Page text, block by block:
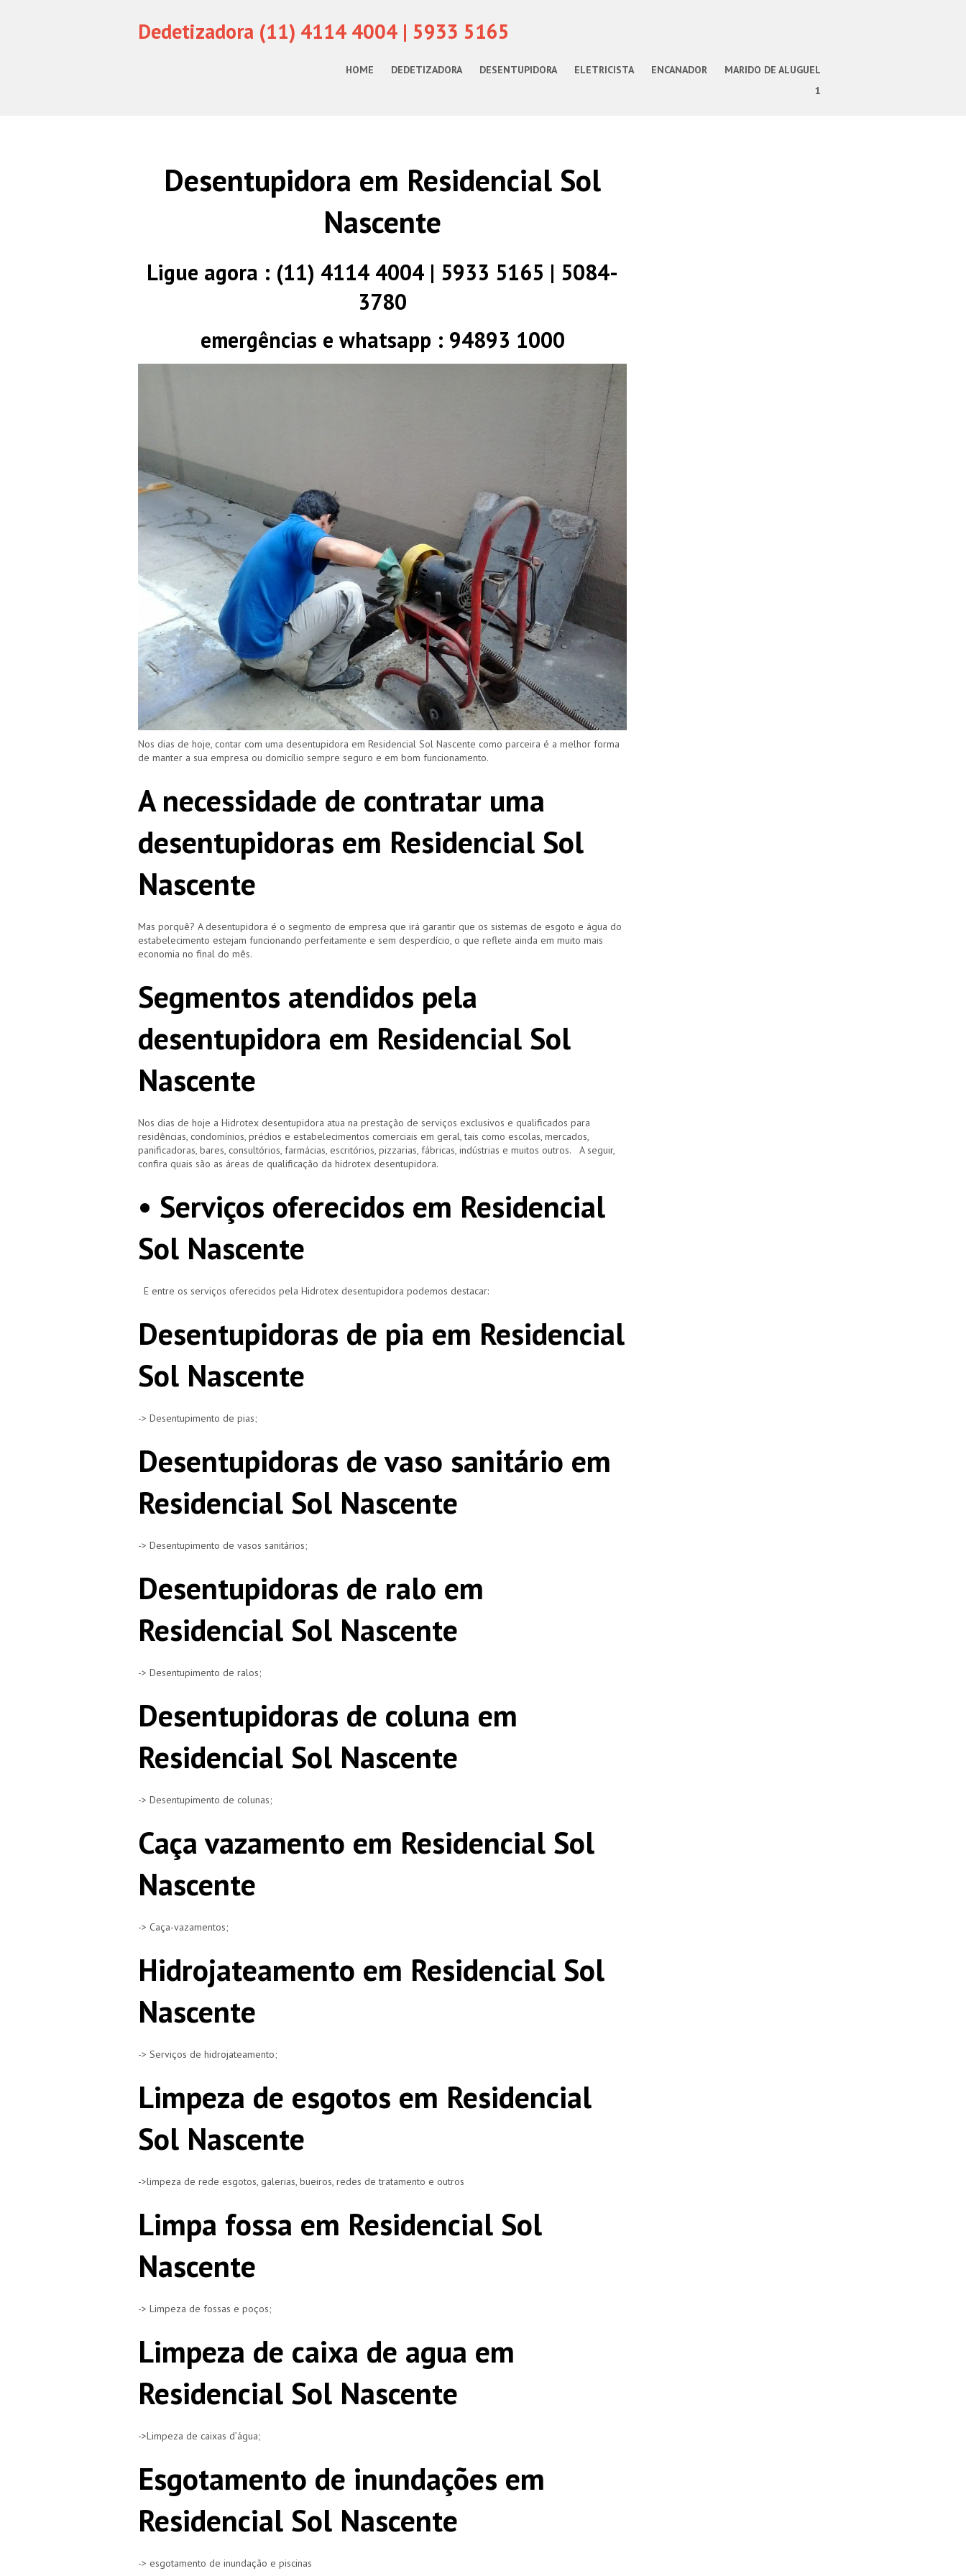
Dedetizadora (11) 4114 4004 | 5933 5165
HOME DEDETIZADORA DESENTUPIDORA ELETRICISTA ENCANADOR
MARIDO DE ALUGUEL
1
Desentupidora em Residencial Sol
Nascente
Ligue agora : (11) 4114 4004 | 5933 5165 | 5084-
3780
emergências e whatsapp : 94893 1000
Nos dias de hoje, contar com uma desentupidora em Residencial Sol Nascente como parceira é a melhor forma
de manter a sua empresa ou domicílio sempre seguro e em bom funcionamento.
A necessidade de contratar uma
desentupidoras em Residencial Sol
Nascente
Mas porquê? A desentupidora é o segmento de empresa que irá garantir que os sistemas de esgoto e água do
estabelecimento estejam funcionando perfeitamente e sem desperdício, o que reflete ainda em muito mais
economia no final do mês.
Segmentos atendidos pela
desentupidora em Residencial Sol
Nascente
Nos dias de hoje a Hidrotex desentupidora atua na prestação de serviços exclusivos e qualificados para
residências, condomínios, prédios e estabelecimentos comerciais em geral, tais como escolas, mercados,
panificadoras, bares, consultórios, farmácias, escritórios, pizzarias, fábricas, indústrias e muitos outros. A seguir,
confira quais são as áreas de qualificação da hidrotex desentupidora.
• Serviços oferecidos em Residencial
Sol Nascente
E entre os serviços oferecidos pela Hidrotex desentupidora podemos destacar:
Desentupidoras de pia em Residencial
Sol Nascente
-> Desentupimento de pias;
Desentupidoras de vaso sanitário em
Residencial Sol Nascente
-> Desentupimento de vasos sanitários;
Desentupidoras de ralo em
Residencial Sol Nascente
-> Desentupimento de ralos;
Desentupidoras de coluna em
Residencial Sol Nascente
-> Desentupimento de colunas;
Caça vazamento em Residencial Sol
Nascente
-> Caça-vazamentos;
Hidrojateamento em Residencial Sol
Nascente
-> Serviços de hidrojateamento;
Limpeza de esgotos em Residencial
Sol Nascente
->limpeza de rede esgotos, galerias, bueiros, redes de tratamento e outros
Limpa fossa em Residencial Sol
Nascente
-> Limpeza de fossas e poços;
Limpeza de caixa de agua em
Residencial Sol Nascente
->Limpeza de caixas d’água;
Esgotamento de inundações em
Residencial Sol Nascente
-> esgotamento de inundação e piscinas